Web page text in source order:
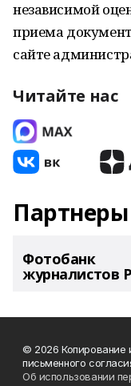
независимой
приема
сайте
Читайте нас
Партнеры
Фотобанк
журналистов
© 2026 Копирование
письменного
Об использовании